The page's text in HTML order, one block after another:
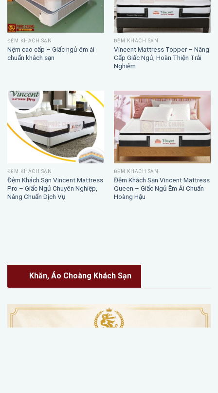
ĐỆM KHÁCH SẠN
Nệm cao cấp – Giấc ngủ êm ái
ĐỆM KHÁCH SẠN
Vincent Mattress Topper – Nâng
Cấp Giấc Ngủ, Hoàn Thiện Trải
ĐỆM KHÁCH SẠN
Đệm Khách Sạn Vincent Mattress
Pro – Giấc Ngủ Chuyên Nghiệp,
ĐỆM KHÁCH SẠN
Đệm Khách Sạn Vincent Mattress
Queen – Giấc Ngủ Êm Ái Chuẩn
Khăn, Áo Choàng Khách Sạn